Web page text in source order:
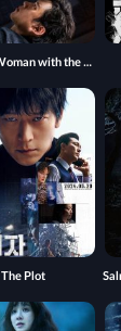
The Old Woman with the Knife
The Plot